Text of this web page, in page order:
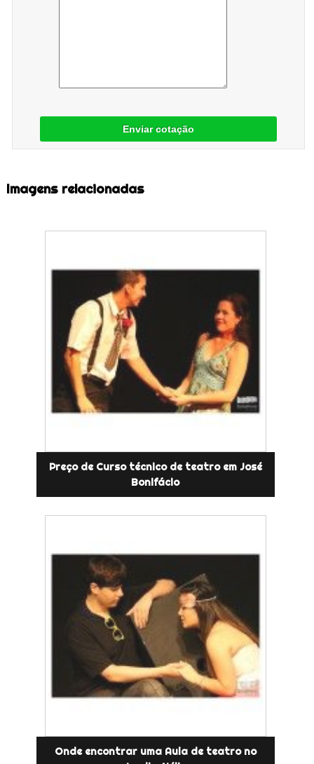
Enviar cotação
Imagens relacionadas
Preço de Curso técnico de teatro em José
Bonifácio
Onde encontrar uma Aula de teatro no